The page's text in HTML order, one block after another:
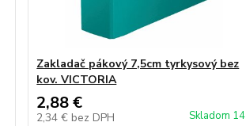
Zakladač pákový 7,5cm tyrkysový bez
kov. VICTORIA
2,88 €
2,34 € bez DPH Skladom 14